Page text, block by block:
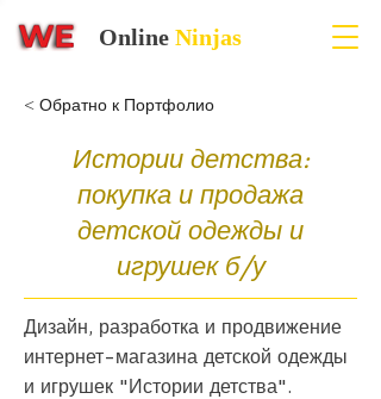
Online Ninjas
< Обратно к Портфолио
Истории детства:
покупка и продажа
детской одежды и
игрушек б/у
Дизайн, разработка и продвижение
интернет-магазина детской одежды
и игрушек "Истории детства".